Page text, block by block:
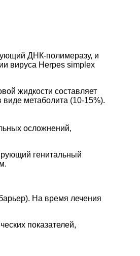
ДНК-полимеразу, и
вируса Herpes simplex
жидкости составляет
метаболита (10-15%).
осложнений,
генитальный
На время лечения
показателей,